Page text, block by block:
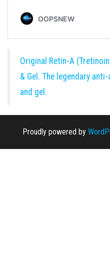
Original Retin-A
& Gel. The legendary
and gel.
Proudly powered by